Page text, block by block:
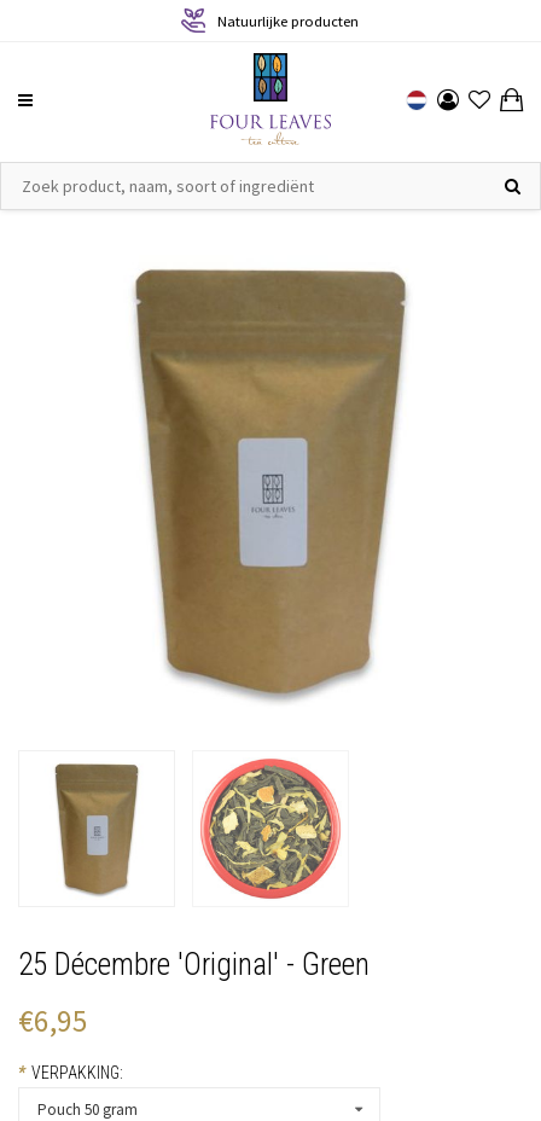
Natuurlijke producten
25 Décembre 'Original' - Green
€6,95
VERPAKKING:
*
Pouch 50 gram